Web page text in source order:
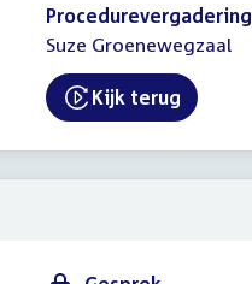
Procedurevergadering
Suze Groenewegzaal
External link:
Kijk terug